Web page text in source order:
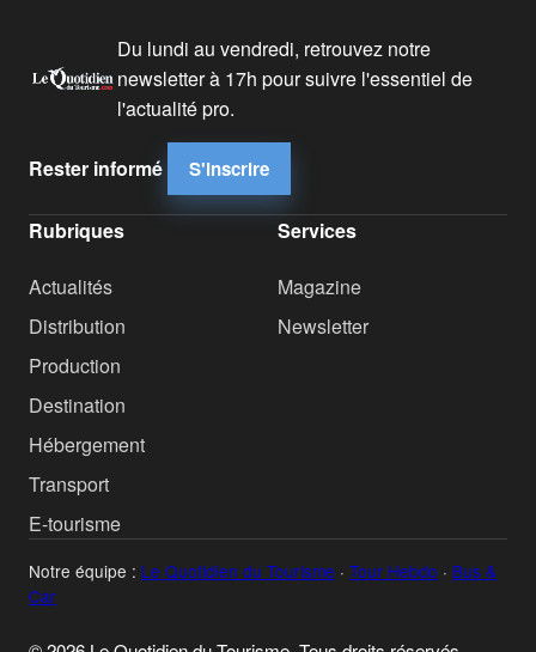
Du lundi au vendredi, retrouvez notre
newsletter à 17h pour suivre l'essentiel de
l'actualité pro.
Rester informé S'inscrire
Rubriques
Actualités
Distribution
Production
Destination
Hébergement
Transport
E-tourisme
Services
Magazine
Newsletter
Notre équipe : Le Quotidien du Tourisme · Tour Hebdo · Bus &
Car